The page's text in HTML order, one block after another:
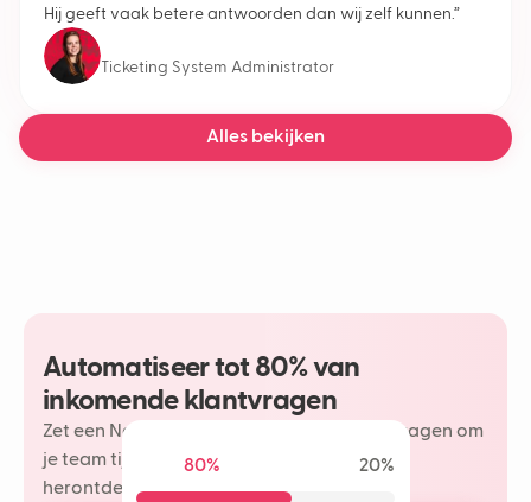
Hij geeft vaak betere antwoorden dan wij zelf kunnen.”
Ticketing System Administrator
Alles bekijken
Automatiseer tot 80% van
inkomende klantvragen
Zet een Neople in op je meest herhaalde vragen om
je team tijd te besparen en meer plezier te
herontdekken in je klantinteracties.
80% 20%